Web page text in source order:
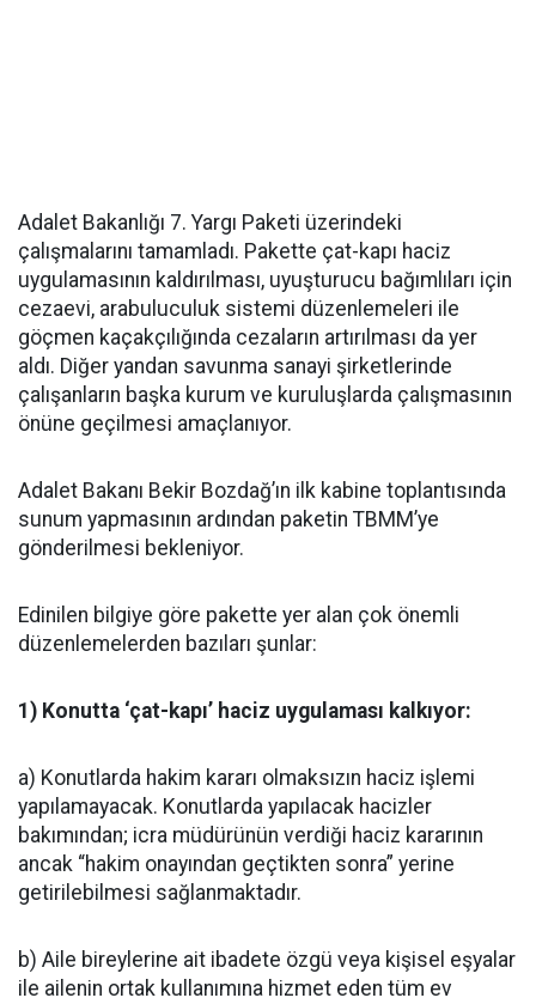
Adalet Bakanlığı 7. Yargı Paketi üzerindeki
çalışmalarını tamamladı. Pakette çat-kapı haciz
uygulamasının kaldırılması, uyuşturucu bağımlıları için
cezaevi, arabuluculuk sistemi düzenlemeleri ile
göçmen kaçakçılığında cezaların artırılması da yer
aldı. Diğer yandan savunma sanayi şirketlerinde
çalışanların başka kurum ve kuruluşlarda çalışmasının
önüne geçilmesi amaçlanıyor.
Adalet Bakanı Bekir Bozdağ’ın ilk kabine toplantısında
sunum yapmasının ardından paketin TBMM’ye
gönderilmesi bekleniyor.
Edinilen bilgiye göre pakette yer alan çok önemli
düzenlemelerden bazıları şunlar:
1) Konutta ‘çat-kapı’ haciz uygulaması kalkıyor:
a) Konutlarda hakim kararı olmaksızın haciz işlemi
yapılamayacak. Konutlarda yapılacak hacizler
bakımından; icra müdürünün verdiği haciz kararının
ancak “hakim onayından geçtikten sonra” yerine
getirilebilmesi sağlanmaktadır.
b) Aile bireylerine ait ibadete özgü veya kişisel eşyalar
ile ailenin ortak kullanımına hizmet eden tüm ev